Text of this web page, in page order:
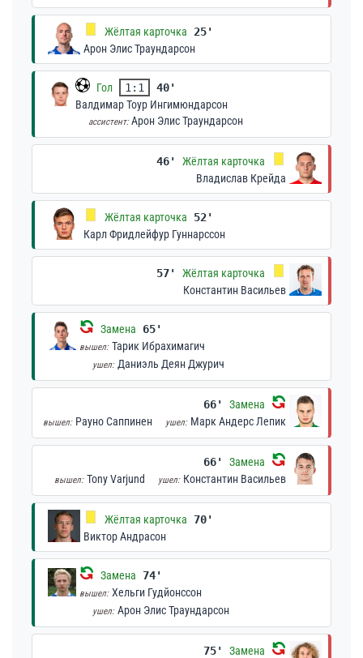
Жёлтая карточка
25'
Арон Элис Траундарсон
Гол 1:1
40'
Валдимар Тоур Ингимюндарсон
ассистент:Арон Элис Траундарсон
46'
Жёлтая карточка
Владислав Крейда
Жёлтая карточка
52'
Карл Фридлейфур Гуннарссон
57'
Жёлтая карточка
Константин Васильев
Замена 65'
вышел: Тарик Ибрахимагич
ушел: Даниэль Деян Джурич
66' Замена
вышел: Рауно Саппинен ушел: Марк Андерс Лепик
66' Замена
вышел: Tony Varjund ушел: Константин Васильев
Жёлтая карточка
70'
Виктор Андрасон
Замена 74'
вышел: Хельги Гудйонссон
ушел: Арон Элис Траундарсон
75' Замена